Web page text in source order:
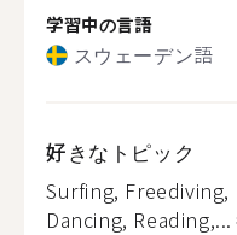
学習中の言語
スウェーデン語
好きなトピック
Surfing, Freediving,
Dancing, Reading,...